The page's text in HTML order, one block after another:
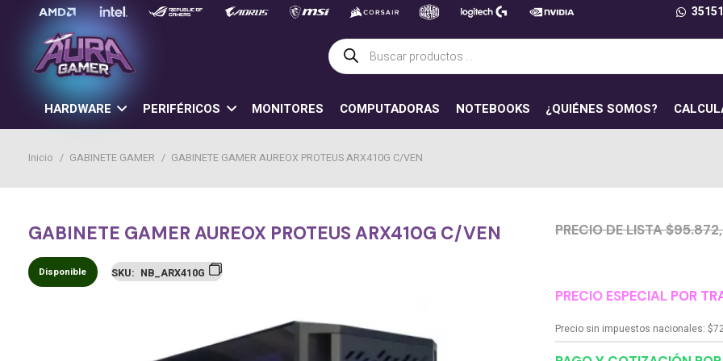
Búsqueda
de
productos
HARDWARE PERIFÉRICOS MONITORES COMPUTADORAS NOTEBOOKS ¿QUIÉNES SOMOS?
Inicio / GABINETE GAMER / GABINETE GAMER AUREOX PROTEUS ARX410G C/VEN
GABINETE GAMER AUREOX PROTEUS ARX410G C/VEN
Disponible SKU: NB_ARX410G
PRECIO DE LISTA
PRECIO ESPECIAL POR
Precio sin impuestos nacionales:$